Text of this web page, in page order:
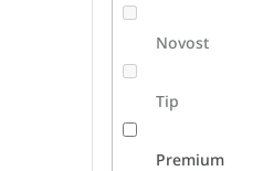
Novost
Tip
Premium